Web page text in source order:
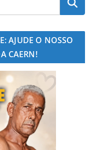
AJUDE O NOSSO
CAERN!